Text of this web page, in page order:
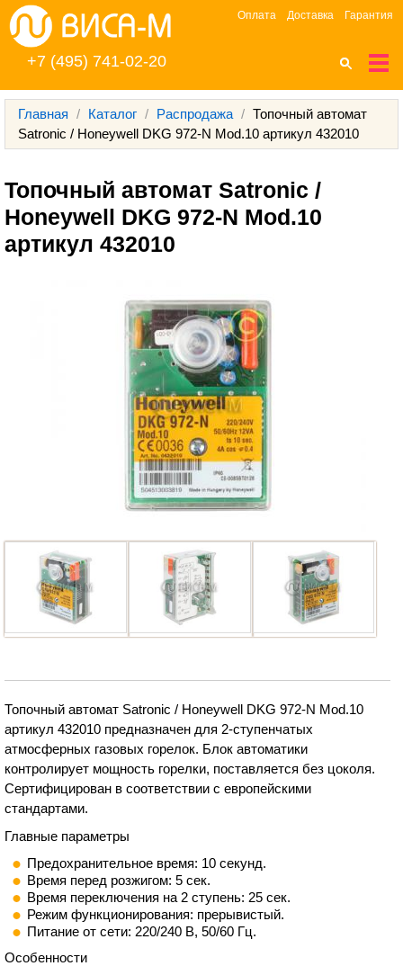
Оплата Доставка Гарантия
+7 (495) 741-02-20
Главная / Каталог / Распродажа / Топочный автомат
Satronic / Honeywell DKG 972-N Mod.10 артикул 432010
Топочный автомат Satronic /
Honeywell DKG 972-N Mod.10
артикул 432010
Топочный автомат Satronic / Honeywell DKG 972-N Mod.10
артикул 432010 предназначен для 2-ступенчатых
атмосферных газовых горелок. Блок автоматики
контролирует мощность горелки, поставляется без цоколя.
Сертифицирован в соответствии с европейскими
стандартами.
Главные параметры
Предохранительное время: 10 секунд.
Время перед розжигом: 5 сек.
Время переключения на 2 ступень: 25 сек.
Режим функционирования: прерывистый.
Питание от сети: 220/240 В, 50/60 Гц.
Особенности